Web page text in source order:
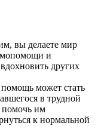
вы делаете мир
и
других
может стать
в трудной
помочь им
к нормальной